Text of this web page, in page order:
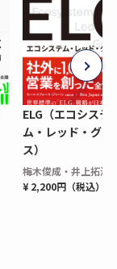
ELG（エコシステ
ム・レッド・グロ
ス）
梅木俊成・井上拓海
¥ 2,200円（税込）